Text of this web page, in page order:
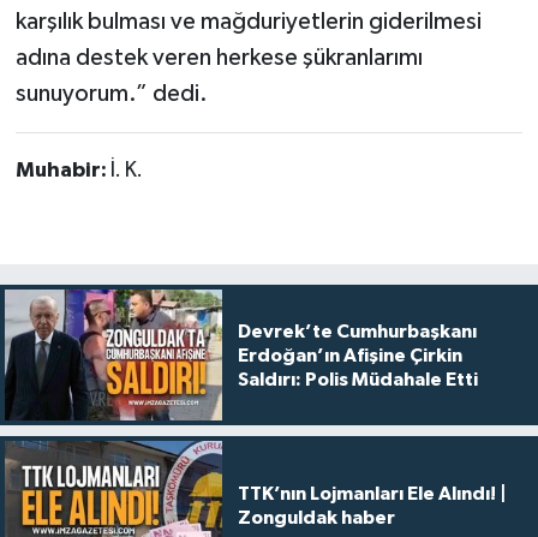
karşılık bulması ve mağduriyetlerin giderilmesi
adına destek veren herkese şükranlarımı
sunuyorum.” dedi.
Muhabir: İ. K.
Devrek’te Cumhurbaşkanı
Erdoğan’ın Afişine Çirkin
Saldırı: Polis Müdahale Etti
TTK’nın Lojmanları Ele Alındı! |
Zonguldak haber